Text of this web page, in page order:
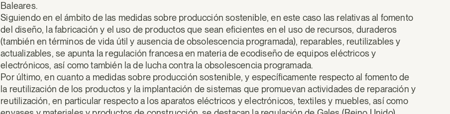
Baleares.
Siguiendo en el ámbito de las medidas sobre producción sostenible, en este caso las relativas al fomento
del diseño, la fabricación y el uso de productos que sean eficientes en el uso de recursos, duraderos
(también en términos de vida útil y ausencia de obsolescencia programada), reparables, reutilizables y
actualizables, se apunta la regulación francesa en materia de ecodiseño de equipos eléctricos y
electrónicos, así como también la de lucha contra la obsolescencia programada.
Por último, en cuanto a medidas sobre producción sostenible, y específicamente respecto al fomento de
la reutilización de los productos y la implantación de sistemas que promuevan actividades de reparación y
reutilización, en particular respecto a los aparatos eléctricos y electrónicos, textiles y muebles, así como